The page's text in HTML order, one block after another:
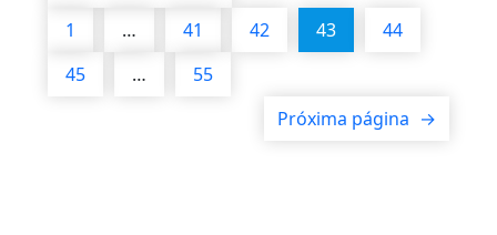
1
… 41 42 43
44
45
…
55
Próxima página →